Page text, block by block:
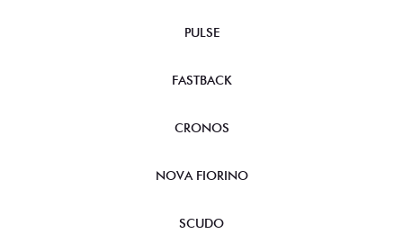
PULSE
FASTBACK
CRONOS
NOVA FIORINO
SCUDO